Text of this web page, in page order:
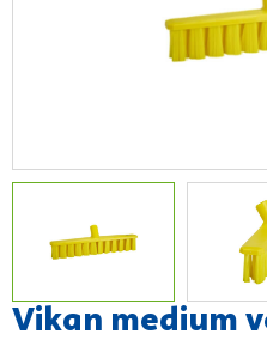
Vikan medium